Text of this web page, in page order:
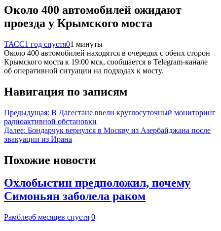
Около 400 автомобилей ожидают
проезда у Крымского моста
ТАСС1 год спустя01 минуты
Около 400 автомобилей находятся в очередях с обеих сторон
Крымского моста к 19:00 мск, сообщается в Telegram-канале
об оперативной ситуации на подходах к мосту.
Навигация по записям
Предыдущая: В Дагестане ввели круглосуточный мониторинг
радиоактивной обстановки
Далее: Бондарчук вернулся в Москву из Азербайджана после
эвакуации из Ирана
Похожие новости
Охлобыстин предположил, почему
Симоньян заболела раком
Рамблер6 месяцев спустя 0